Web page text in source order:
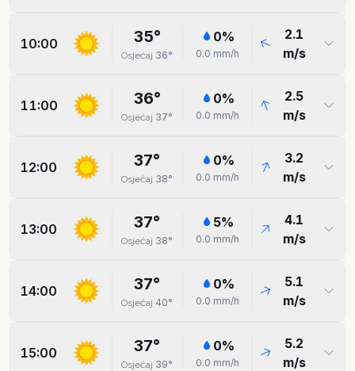
10:00 35°
Osjećaj 36°
0%
0.0 mm/h
2.1
m/s
11:00 36°
Osjećaj 37°
0%
0.0 mm/h
2.5
m/s
12:00 37°
Osjećaj 38°
0%
0.0 mm/h
3.2
m/s
13:00 37°
Osjećaj 38°
5%
0.0 mm/h
4.1
m/s
14:00 37°
Osjećaj 40°
0%
0.0 mm/h
5.1
m/s
15:00 37°
Osjećaj 39°
0%
0.0 mm/h
5.2
m/s